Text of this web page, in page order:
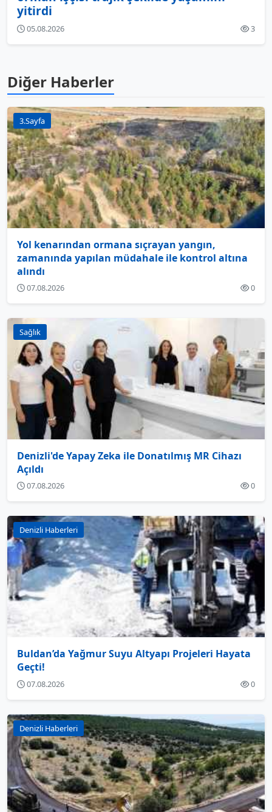
yitirdi
05.08.2026 3
Diğer Haberler
3.Sayfa
Yol kenarından ormana sıçrayan yangın,
zamanında yapılan müdahale ile kontrol altına
alındı
07.08.2026 0
Sağlık
Denizli'de Yapay Zeka ile Donatılmış MR Cihazı
Açıldı
07.08.2026 0
Denizli Haberleri
Buldan’da Yağmur Suyu Altyapı Projeleri Hayata
Geçti!
07.08.2026 0
Denizli Haberleri